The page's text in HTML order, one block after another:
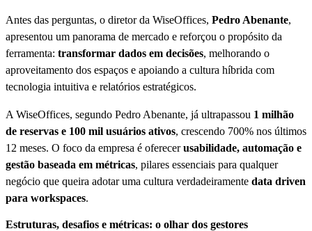
Antes das perguntas, o diretor da WiseOffices, Pedro Abenante,
apresentou um panorama de mercado e reforçou o propósito da
ferramenta: transformar dados em decisões, melhorando o
aproveitamento dos espaços e apoiando a cultura híbrida com
tecnologia intuitiva e relatórios estratégicos.
A WiseOffices, segundo Pedro Abenante, já ultrapassou 1 milhão
de reservas e 100 mil usuários ativos, crescendo 700% nos últimos
12 meses. O foco da empresa é oferecerusabilidade, automação e
gestão baseada em métricas, pilares essenciais para qualquer
negócio que queira adotar uma cultura verdadeiramente data driven
para workspaces.
Estruturas, desafios e métricas: o olhar dos gestores